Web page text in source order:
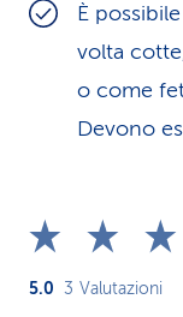
È
volta
o come
Devono
5.0 3 Valutazioni